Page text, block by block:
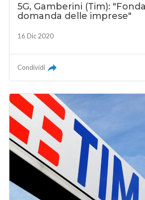
5G, Gamberini (Tim):
domanda delle imprese"
16 Dic 2020
Condividi